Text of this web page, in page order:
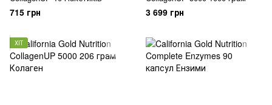
715 грн 3 699 грн
ХІТ